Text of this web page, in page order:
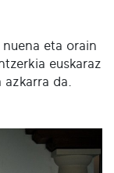
eta orain
euskaraz
da.